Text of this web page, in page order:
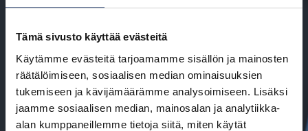
Tämä sivusto käyttää evästeitä
Käytämme evästeitä tarjoamamme sisällön ja mainosten
räätälöimiseen, sosiaalisen median ominaisuuksien
tukemiseen ja kävijämäärämme analysoimiseen. Lisäksi
jaamme sosiaalisen median, mainosalan ja analytiikka-
alan kumppaneillemme tietoja siitä, miten käytät